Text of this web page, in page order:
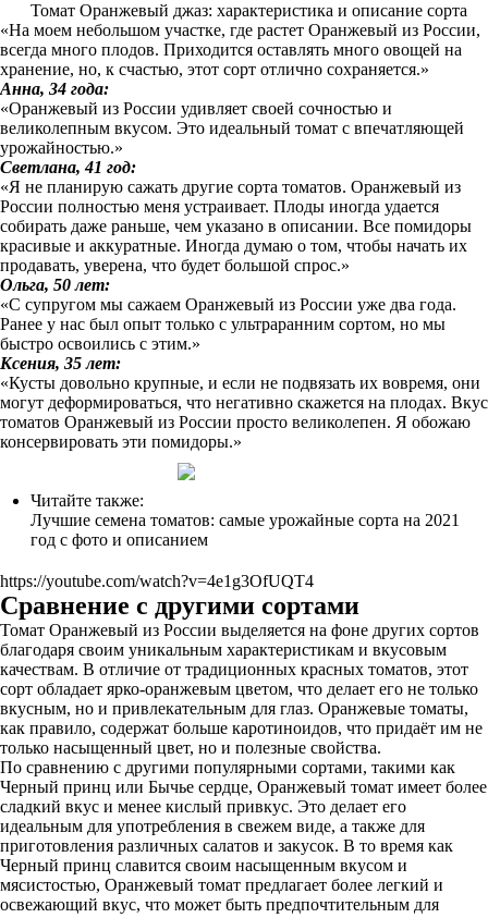
Томат Оранжевый джаз: характеристика и описание сорта
«На моем небольшом участке, где растет Оранжевый из России,
всегда много плодов. Приходится оставлять много овощей на
хранение, но, к счастью, этот сорт отлично сохраняется.»
Анна, 34 года:
«Оранжевый из России удивляет своей сочностью и
великолепным вкусом. Это идеальный томат с впечатляющей
урожайностью.»
Светлана, 41 год:
«Я не планирую сажать другие сорта томатов. Оранжевый из
России полностью меня устраивает. Плоды иногда удается
собирать даже раньше, чем указано в описании. Все помидоры
красивые и аккуратные. Иногда думаю о том, чтобы начать их
продавать, уверена, что будет большой спрос.»
Ольга, 50 лет:
«С супругом мы сажаем Оранжевый из России уже два года.
Ранее у нас был опыт только с ультраранним сортом, но мы
быстро освоились с этим.»
Ксения, 35 лет:
«Кусты довольно крупные, и если не подвязать их вовремя, они
могут деформироваться, что негативно скажется на плодах. Вкус
томатов Оранжевый из России просто великолепен. Я обожаю
консервировать эти помидоры.»
Читайте также:
Лучшие семена томатов: самые урожайные сорта на 2021
год с фото и описанием
https://youtube.com/watch?v=4e1g3OfUQT4
Сравнение с другими сортами
Томат Оранжевый из России выделяется на фоне других сортов
благодаря своим уникальным характеристикам и вкусовым
качествам. В отличие от традиционных красных томатов, этот
сорт обладает ярко-оранжевым цветом, что делает его не только
вкусным, но и привлекательным для глаз. Оранжевые томаты,
как правило, содержат больше каротиноидов, что придаёт им не
только насыщенный цвет, но и полезные свойства.
По сравнению с другими популярными сортами, такими как
Черный принц или Бычье сердце, Оранжевый томат имеет более
сладкий вкус и менее кислый привкус. Это делает его
идеальным для употребления в свежем виде, а также для
приготовления различных салатов и закусок. В то время как
Черный принц славится своим насыщенным вкусом и
мясистостью, Оранжевый томат предлагает более легкий и
освежающий вкус, что может быть предпочтительным для